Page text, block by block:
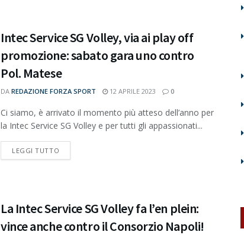
Intec Service SG Volley, via ai play off
promozione: sabato gara uno contro
Pol. Matese
DA REDAZIONE FORZA SPORT 12 APRILE 2023 0
Ci siamo, è arrivato il momento più atteso dell’anno per
la Intec Service SG Volley e per tutti gli appassionati...
LEGGI TUTTO
La Intec Service SG Volley fa l’en plein:
vince anche contro il Consorzio Napoli!